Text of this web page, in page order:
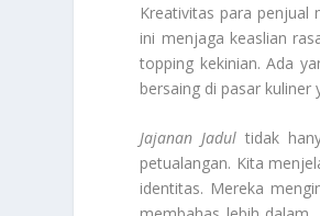
Kreativitas para penjual
ini menjaga keaslian
topping kekinian. Ada
bersaing di pasar kuliner
Jajanan Jadul tidak
petualangan. Kita
identitas. Mereka